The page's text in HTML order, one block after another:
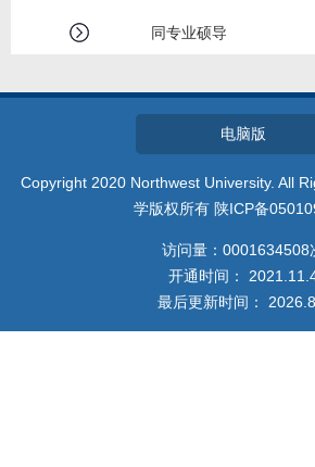
同专业硕导
电脑版
Copyright 2020 Northwest University. All
学版权所有 陕ICP备
访问量： 0001634508
开通时间： 2021 11
最后更新时间： 2026 8